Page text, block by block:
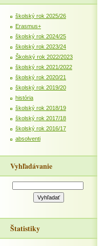
školský rok 2025/26
Erasmus+
školský rok 2024/25
školský rok 2023/24
Školský rok 2022/2023
školský rok 2021/2022
školský rok 2020/21
školský rok 2019/20
história
školský rok 2018/19
školský rok 2017/18
školský rok 2016/17
absolventi
Vyhľadávanie
Štatistiky